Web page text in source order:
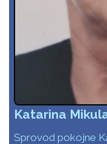
Katarina
Sprovod pokojne